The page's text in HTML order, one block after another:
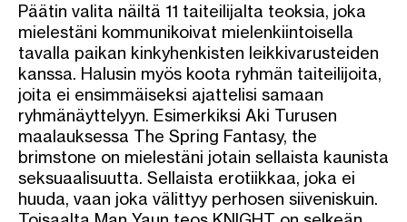
Päätin valita näiltä 11 taiteilijalta teoksia, joka
mielestäni kommunikoivat mielenkiintoisella
tavalla paikan kinkyhenkisten leikkivarusteiden
kanssa. Halusin myös koota ryhmän taiteilijoita,
joita ei ensimmäiseksi ajattelisi samaan
ryhmänäyttelyyn. Esimerkiksi Aki Turusen
maalauksessa The Spring Fantasy, the
brimstone on mielestäni jotain sellaista kaunista
seksuaalisuutta. Sellaista erotiikkaa, joka ei
huuda, vaan joka välittyy perhosen siiveniskuin.